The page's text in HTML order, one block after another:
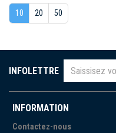
10 20 50
INFOLETTRE
INFORMATION
Contactez-nous